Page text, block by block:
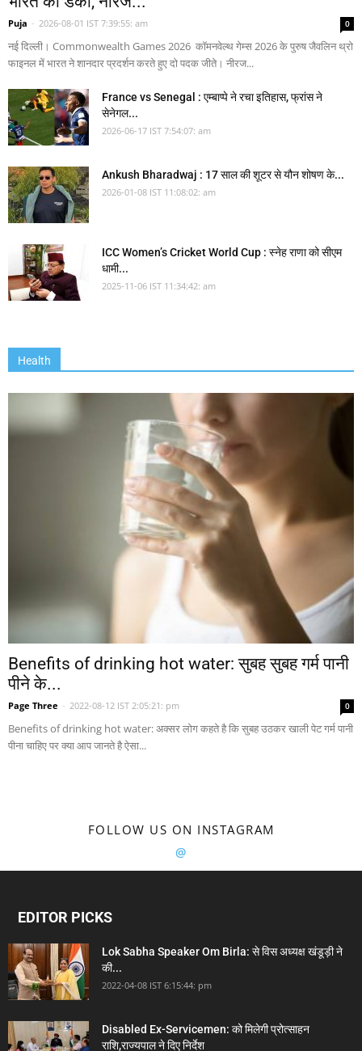
Puja - 2026-08-01 IST 7:39:55: am 0
नई दिल्ली। Commonwealth Games 2026 कॉमनवेल्थ गेम्स 2026 के पुरुष जैवलिन थ्रो
फाइनल में भारत ने शानदार प्रदर्शन करते हुए दो पदक जीते। नीरज...
France vs Senegal : एम्बाप्पे ने रचा इतिहास, फ्रांस ने
सेनेगल...
2026-06-17 IST 7:54:07: am
Ankush Bharadwaj : 17 साल की शूटर से यौन शोषण के...
2026-01-08 IST 11:08:02: am
ICC Women’s Cricket World Cup : स्नेह राणा को सीएम
धामी...
2025-11-06 IST 11:34:42: am
Health
Benefits of drinking hot water: सुबह सुबह गर्म पानी
पीने के...
Page Three - 2022-08-12 IST 2:05:21: pm 0
Benefits of drinking hot water: अक्सर लोग कहते है कि सुबह उठकर खाली पेट गर्म पानी
पीना चाहिए पर क्या आप जानते है ऐसा...
FOLLOW US ON INSTAGRAM
@
EDITOR PICKS
Lok Sabha Speaker Om Birla: से विस अध्यक्ष खंडूड़ी ने
की...
2022-04-08 IST 6:15:44: pm
Disabled Ex-Servicemen: को मिलेगी प्रोत्साहन
राशि,राज्यपाल ने दिए निर्देश